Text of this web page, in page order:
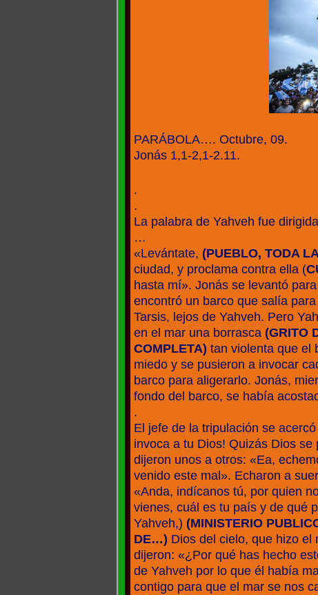
PARÁBOLA…. Octubre, 09.
Jonás 1,1-2,1-2.11.
.
.
La palabra de Yahveh fue
…
«Levántate, (PUEBLO, TODA
ciudad, y proclama contra ella (
hasta mí». Jonás se levantó
encontró un barco que salía
Tarsis, lejos de Yahveh. Pero
en el mar una borrasca (GRITO
COMPLETA) tan violenta que el
miedo y se pusieron a invocar
barco para aligerarlo. Jonás,
fondo del barco, se había
.
El jefe de la tripulación se
invoca a tu Dios! Quizás Dios
dijeron unos a otros: «Ea,
venido este mal». Echaron a
«Anda, indícanos tú, por quien
vienes, cuál es tu país y de qué
Yahveh,) (MINISTERIO
DE…) Dios del cielo, que hizo el
dijeron: «¿Por qué has hecho
de Yahveh por lo que él había
contigo para que el mar se nos